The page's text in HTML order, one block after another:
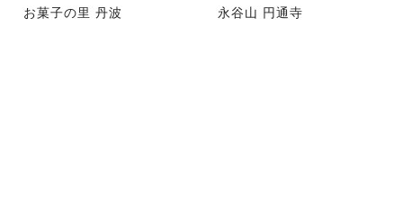
お菓子の里 丹波 永谷山 円通寺